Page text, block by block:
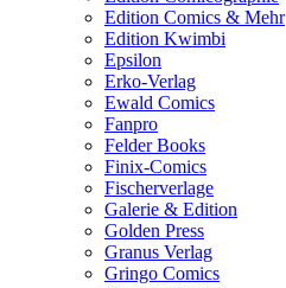
Edition Comics & Mehr
Edition Kwimbi
Epsilon
Erko-Verlag
Ewald Comics
Fanpro
Felder Books
Finix-Comics
Fischerverlage
Galerie & Edition
Golden Press
Granus Verlag
Gringo Comics